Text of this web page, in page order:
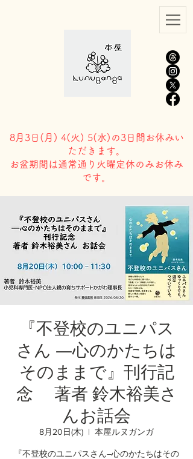
8月3日( 月) 4(火) 5(水)の3日間お休みい
ただきます。
​お盆期間は通常通り火曜定休のみお休み
です。
『不登校のユニパス
さん ―心のかたちは
そのままで』刊行記
念 著者 鈴木裕美さ
んお話会
8月20日(木)
  |
本屋ルヌガンガ
『不登校のユニパスさん―心のかたちはその